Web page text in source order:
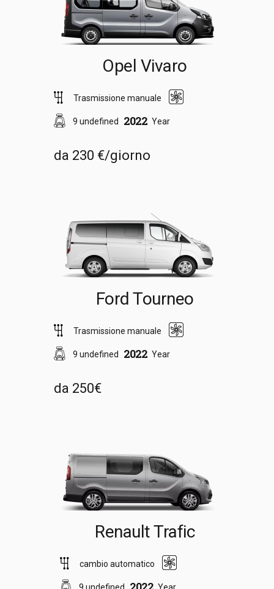
Opel Vivaro
Trasmissione manuale
9 undefined 2022 Year
da 230 €/giorno
Ford Tourneo
Trasmissione manuale
9 undefined 2022 Year
da 250€
Renault Trafic
cambio automatico